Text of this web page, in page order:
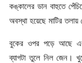
কঙ্কালের ডান বাহুতে
অবস্থা হয়েছে মাটির
বুকের ওপর পড়ে আছে
ব্যাগটা তুলে নিল জেন।